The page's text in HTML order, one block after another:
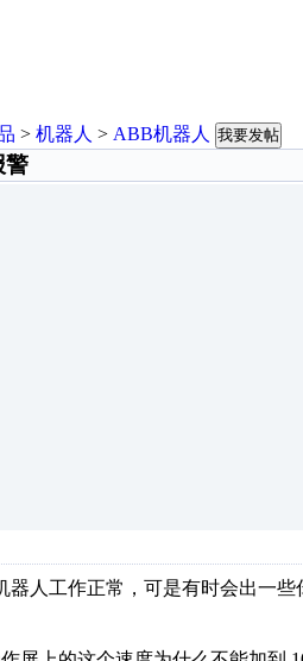
> 机器人 > ABB机器人 我要发帖
警
器人工作正常，可是有时会出一